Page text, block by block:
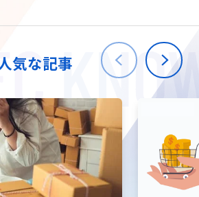
進出・現地
W2
拡張プラグイン一覧
会社情報
TW
気な記事